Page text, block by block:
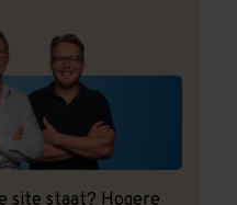
site staat? Hogere